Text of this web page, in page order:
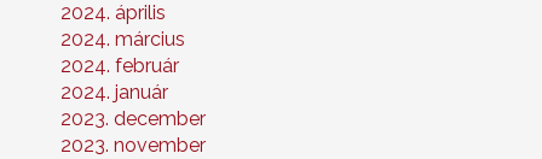
2024. április
2024. március
2024. február
2024. január
2023. december
2023. november